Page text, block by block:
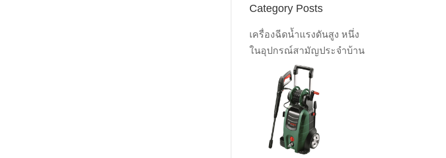
Category Posts
เครื่องฉีดน้ำแรงดันสูง หนึ่ง
ในอุปกรณ์สามัญประจำบ้าน